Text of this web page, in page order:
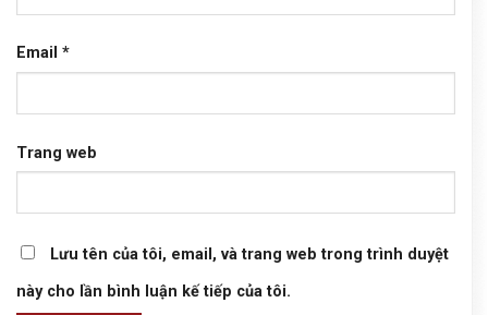
Email *
Trang web
Lưu tên của tôi, email, và trang web trong trình duyệt
này cho lần bình luận kế tiếp của tôi.